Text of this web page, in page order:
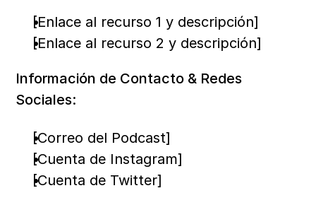
[Enlace al recurso 1 y descripción]
[Enlace al recurso 2 y descripción]
Información de Contacto & Redes
Sociales:
[Correo del Podcast]
[Cuenta de Instagram]
[Cuenta de Twitter]